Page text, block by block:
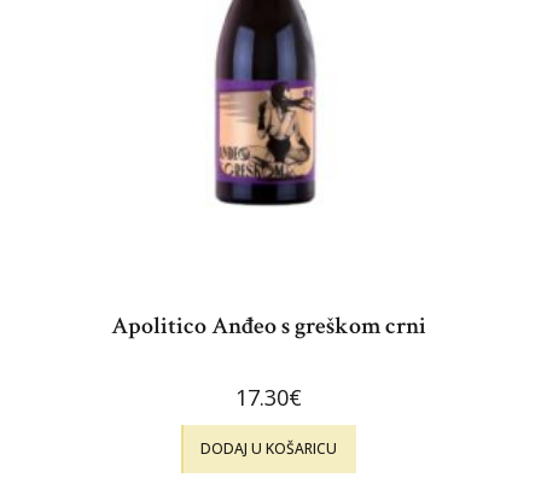
Apolitico Anđeo s greškom crni
17.30€
DODAJ U KOŠARICU